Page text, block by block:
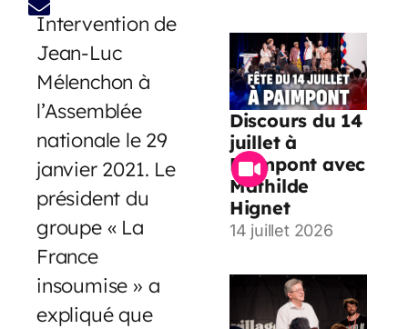
Intervention de
Jean-Luc
Mélenchon à
l’Assemblée
nationale le 29
janvier 2021. Le
président du
groupe « La
France
insoumise » a
expliqué que
Discours du 14
juillet à
Paimpont avec
Mathilde
Hignet
14 juillet 2026